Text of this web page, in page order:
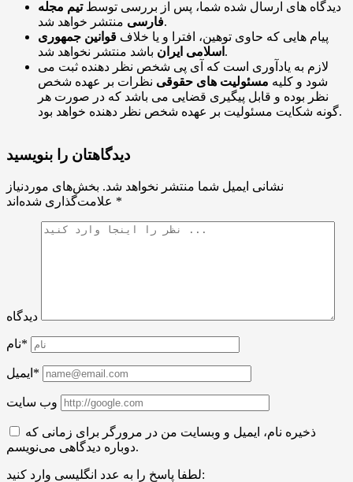
دیدگاه های ارسال شده شما، پس از بررسی توسطتیم مجله
فارسیمنتشر خواهد شد.
پیام هایی که حاوی توهین، افترا و یا خلاف قوانین جمهوری
اسلامی ایران باشد منتشر نخواهد شد.
لازم به یادآوری است که آی پی شخص نظر دهنده ثبت می
شود و کلیه مسئولیت های حقوقی نظرات بر عهده شخص
نظر بوده و قابل پیگیری قضایی می باشد که در صورت هر
گونه شکایت مسئولیت بر عهده شخص نظر دهنده خواهد بود.
دیدگاهتان را بنویسید
نشانی ایمیل شما منتشر نخواهد شد. بخش‌های موردنیاز
*
دیدگاه
نام*
ایمیل*
وب سایت
ذخیره نام، ایمیل و وبسایت من در مرورگر برای زمانی که
دوباره دیدگاهی می‌نویسم.
لطفا پاسخ را به عدد انگلیسی وارد کنید: